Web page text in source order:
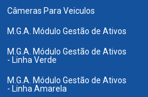
Câmeras Para Veiculos
M.G.A. Módulo Gestão de Ativos
M.G.A. Módulo Gestão de Ativos
- Linha Verde
M.G.A. Módulo Gestão de Ativos
- Linha Amarela